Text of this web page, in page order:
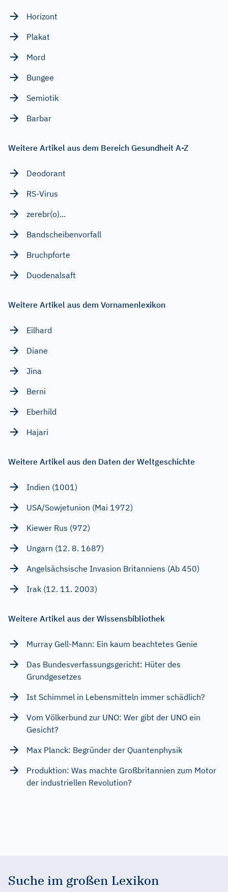
Horizont
Plakat
Mord
Bungee
Semiotik
Barbar
Weitere Artikel aus dem Bereich Gesundheit A-Z
Deodorant
RS-Virus
zerebr(o)...
Bandscheibenvorfall
Bruchpforte
Duodenalsaft
Weitere Artikel aus dem Vornamenlexikon
Eilhard
Diane
Jina
Berni
Eberhild
Hajari
Weitere Artikel aus den Daten der Weltgeschichte
Indien (1001)
USA/Sowjetunion (Mai 1972)
Kiewer Rus (972)
Ungarn (12. 8. 1687)
Angelsächsische Invasion Britanniens (Ab 450)
Irak (12. 11. 2003)
Weitere Artikel aus der Wissensbibliothek
Murray Gell-Mann: Ein kaum beachtetes Genie
Das Bundesverfassungsgericht: Hüter des
Grundgesetzes
Ist Schimmel in Lebensmitteln immer schädlich?
Vom Völkerbund zur UNO: Wer gibt der UNO ein
Gesicht?
Max Planck: Begründer der Quantenphysik
Produktion: Was machte Großbritannien zum Motor
der industriellen Revolution?
Suche im großen Lexikon